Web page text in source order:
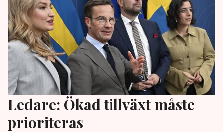
Ledare: Ökad tillväxt måste
prioriteras